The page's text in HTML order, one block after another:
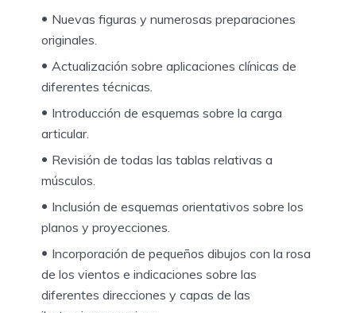
Nuevas figuras y numerosas preparaciones
originales.
Actualización sobre aplicaciones clínicas de
diferentes técnicas.
Introducción de esquemas sobre la carga
articular.
Revisión de todas las tablas relativas a
músculos.
Inclusión de esquemas orientativos sobre los
planos y proyecciones.
Incorporación de pequeños dibujos con la rosa
de los vientos e indicaciones sobre las
diferentes direcciones y capas de las